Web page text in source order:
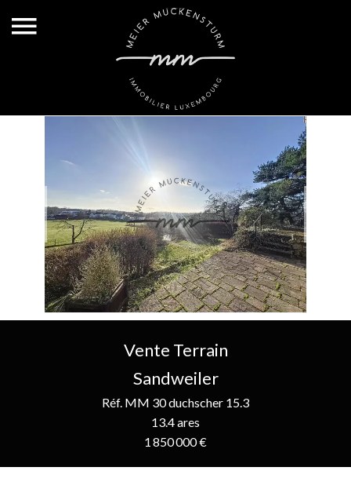
Vente Terrain
Sandweiler
Réf. MM 30 duchscher 15.3
13.4 ares
1 850 000 €